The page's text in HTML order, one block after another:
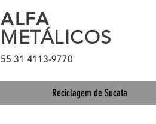
ALFA
METÁLICOS
55 31 4113-9770
Reciclagem de Sucata